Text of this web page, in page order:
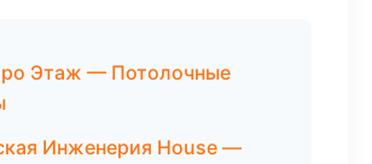
Этаж — Потолочные
Инженерия House —